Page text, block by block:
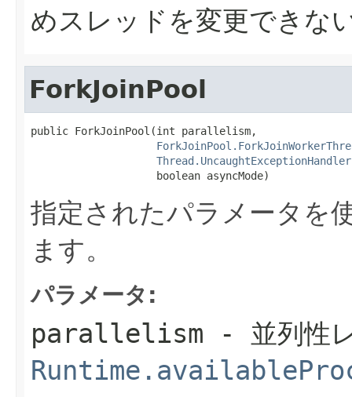
めスレッドを変更できな
ForkJoinPool
public ForkJoinPool(int parallelism,
Thread.UncaughtExceptionHandler
                    boolean asyncMode)
指定されたパラメータを
ます。
パラメータ:
parallelism - 並列性